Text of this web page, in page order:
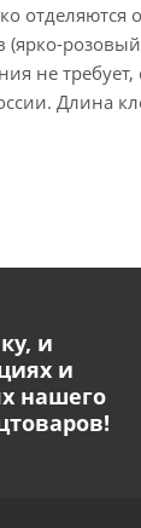
не
Длина
и
и
нашего